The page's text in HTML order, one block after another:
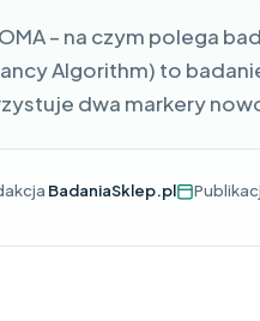
– na czym polega
Algorithm) to
dwa markery
BadaniaSklep.pl